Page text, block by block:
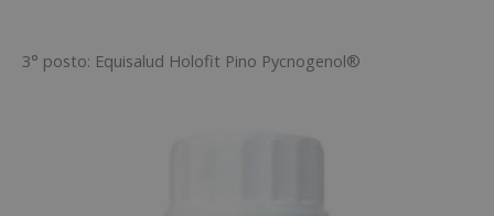
3° posto: Equisalud Holofit Pino Pycnogenol®